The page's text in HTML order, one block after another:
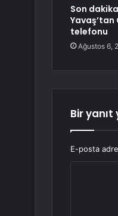
Son
Yavaş’tan
telefonu
Ağustos 6,
Bir yanıt
E-posta